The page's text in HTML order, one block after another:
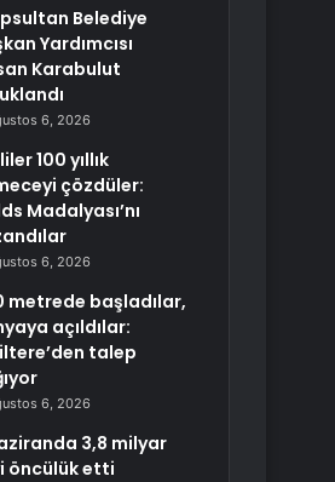
Belediye
Yardımcısı
Karabulut
6, 2026
100 yıllık
çözdüler:
Madalyası’nı
6, 2026
metrede başladılar,
açıldılar:
talep
6, 2026
3,8 milyar
öncülük etti